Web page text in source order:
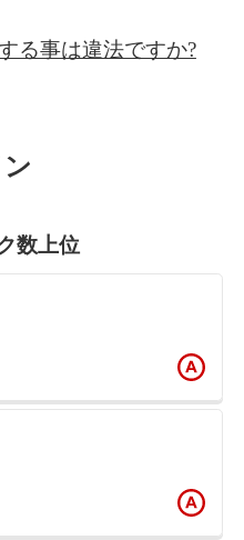
る事は違法ですか?
数上位